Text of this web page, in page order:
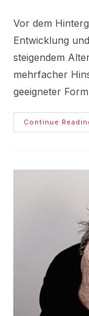
Vor dem
Entwicklung
steigendem
mehrfacher
geeigneter
Continue